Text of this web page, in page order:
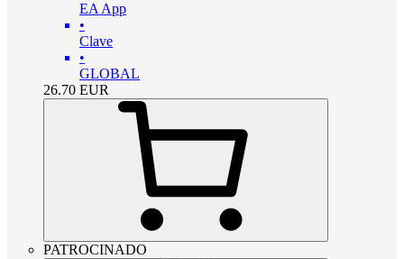
EA App
•
Clave
•
GLOBAL
26.70 EUR
PATROCINADO